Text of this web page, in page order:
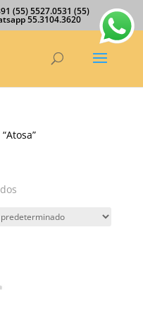
(55) 5527.0531 (55)
55.3104.3620